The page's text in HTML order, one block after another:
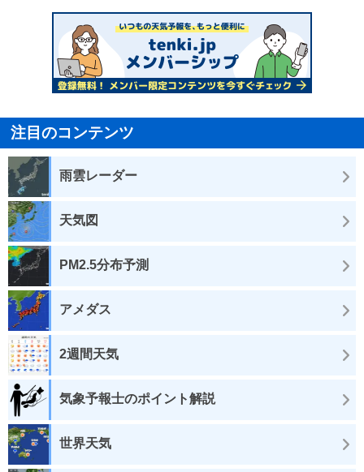
注目のコンテンツ
雨雲レーダー
天気図
PM2.5分布予測
アメダス
2週間天気
気象予報士のポイント解説
世界天気